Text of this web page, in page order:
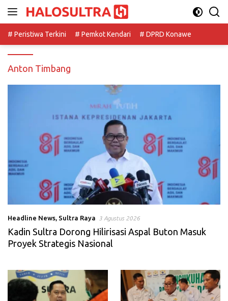
# Peristiwa Terkini
# Pemkot Kendari # DPRD Konawe
Anton Timbang
Headline News, Sultra Raya 3 Agustus 2026
Kadin Sultra Dorong Hilirisasi Aspal Buton Masuk
Proyek Strategis Nasional